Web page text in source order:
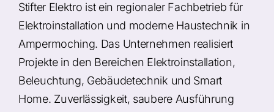
Stifter Elektro ist ein regionaler Fachbetrieb für
Elektroinstallation und moderne Haustechnik in
Ampermoching. Das Unternehmen realisiert
Projekte in den Bereichen Elektroinstallation,
Beleuchtung, Gebäudetechnik und Smart
Home. Zuverlässigkeit, saubere Ausführung